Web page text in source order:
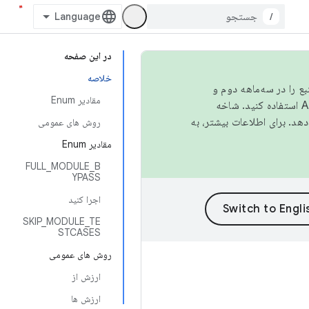
/
در این صفحه
خلاصه
مقادیر Enum
روش های عمومی
مقادیر Enum
FULL_MODULE_B
YPASS
اجرا کنید
SKIP_MODULE_TE
STCASES
روش های عمومی
ارزش از
ارزش ها
را در سه‌ماهه دوم و
استفاده کنید. شاخه